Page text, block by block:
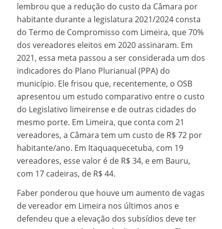
lembrou que a redução do custo da Câmara por
habitante durante a legislatura 2021/2024 consta
do Termo de Compromisso com Limeira, que 70%
dos vereadores eleitos em 2020 assinaram. Em
2021, essa meta passou a ser considerada um dos
indicadores do Plano Plurianual (PPA) do
município. Ele frisou que, recentemente, o OSB
apresentou um estudo comparativo entre o custo
do Legislativo limeirense e de outras cidades do
mesmo porte. Em Limeira, que conta com 21
vereadores, a Câmara tem um custo de R$ 72 por
habitante/ano. Em Itaquaquecetuba, com 19
vereadores, esse valor é de R$ 34, e em Bauru,
com 17 cadeiras, de R$ 44.
Faber ponderou que houve um aumento de vagas
de vereador em Limeira nos últimos anos e
defendeu que a elevação dos subsídios deve ter